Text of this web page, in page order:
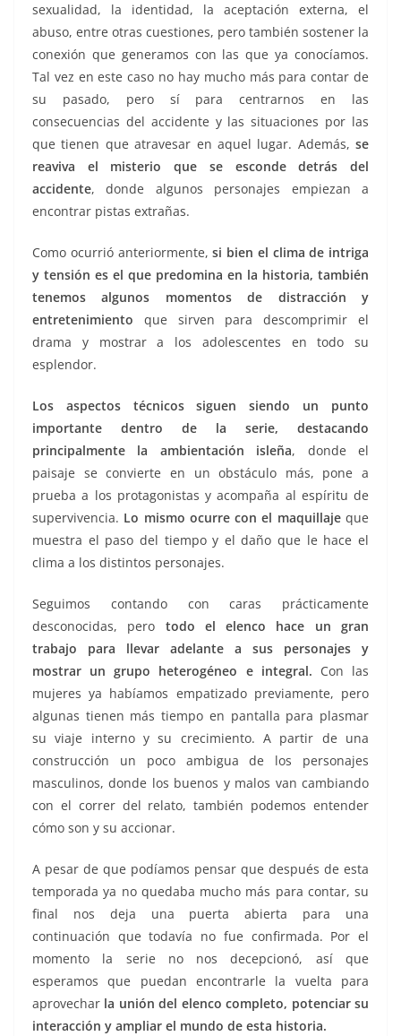
sexualidad, la identidad, la aceptación externa, el
abuso, entre otras cuestiones, pero también sostener la
conexión que generamos con las que ya conocíamos.
Tal vez en este caso no hay mucho más para contar de
su pasado, pero sí para centrarnos en las
consecuencias del accidente y las situaciones por las
que tienen que atravesar en aquel lugar. Además, se
reaviva el misterio que se esconde detrás del
accidente, donde algunos personajes empiezan a
encontrar pistas extrañas.
Como ocurrió anteriormente,si bien el clima de intriga
y tensión es el que predomina en la historia, también
tenemos algunos momentos de distracción y
entretenimiento que sirven para descomprimir el
drama y mostrar a los adolescentes en todo su
esplendor.
Los aspectos técnicos siguen siendo un punto
importante dentro de la serie, destacando
principalmente la ambientación isleña, donde el
paisaje se convierte en un obstáculo más, pone a
prueba a los protagonistas y acompaña al espíritu de
supervivencia. Lo mismo ocurre con el maquillajeque
muestra el paso del tiempo y el daño que le hace el
clima a los distintos personajes.
Seguimos contando con caras prácticamente
desconocidas, pero todo el elenco hace un gran
trabajo para llevar adelante a sus personajes y
mostrar un grupo heterogéneo e integral. Con las
mujeres ya habíamos empatizado previamente, pero
algunas tienen más tiempo en pantalla para plasmar
su viaje interno y su crecimiento. A partir de una
construcción un poco ambigua de los personajes
masculinos, donde los buenos y malos van cambiando
con el correr del relato, también podemos entender
cómo son y su accionar.
A pesar de que podíamos pensar que después de esta
temporada ya no quedaba mucho más para contar, su
final nos deja una puerta abierta para una
continuación que todavía no fue confirmada. Por el
momento la serie no nos decepcionó, así que
esperamos que puedan encontrarle la vuelta para
aprovechar la unión del elenco completo, potenciar su
interacción y ampliar el mundo de esta historia.